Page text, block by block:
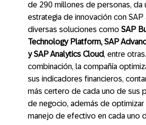
de 290 millones de personas, da
estrategia de innovación con
diversas soluciones como SAP
Technology Platform, SAP
y SAP Analytics Cloud, entre
combinación, la compañía
sus indicadores financieros,
más certero de cada uno de sus
de negocio, además de
manejo de efectivo en cada uno